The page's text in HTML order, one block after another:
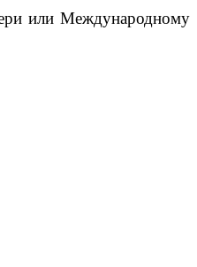
или Международному